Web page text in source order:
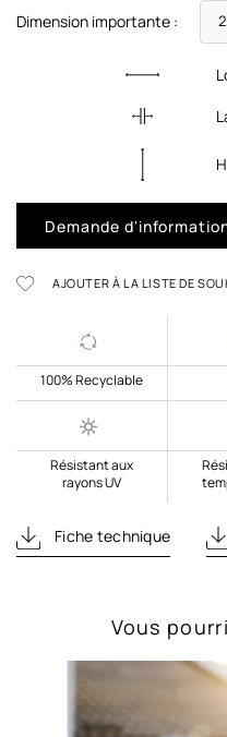
Dimension importante :
Demande
AJOUTER À LA LISTE DE
100% Recyclable
Résistant aux
rayons UV
Fiche technique
Vous